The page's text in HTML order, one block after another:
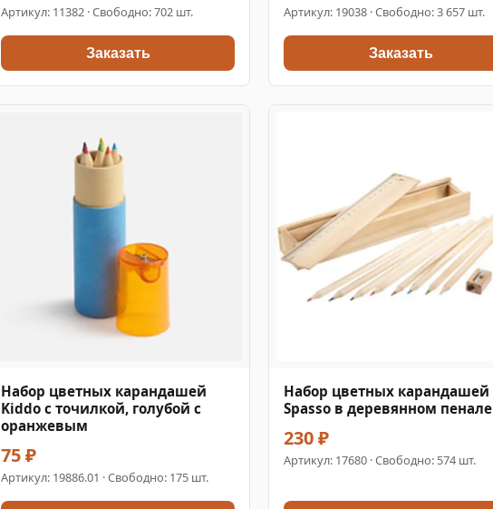
Артикул: 11382 · Свободно: 702 шт.
Заказать
Артикул: 19038 · Свободно: 3 657 шт.
Заказать
Набор цветных карандашей
Kiddo с точилкой, голубой с
оранжевым
75 ₽
Артикул: 19886.01 · Свободно: 175 шт.
Набор цветных карандашей
Spasso в деревянном пенале
230 ₽
Артикул: 17680 · Свободно: 574 шт.